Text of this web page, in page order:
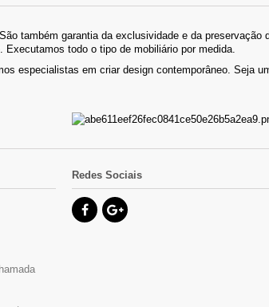
também garantia da exclusividade e da preservação
todo o tipo de mobiliário por medida.
especialistas em criar design contemporâneo. Seja
Redes Sociais